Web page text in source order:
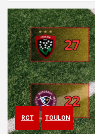
RCT TOULON